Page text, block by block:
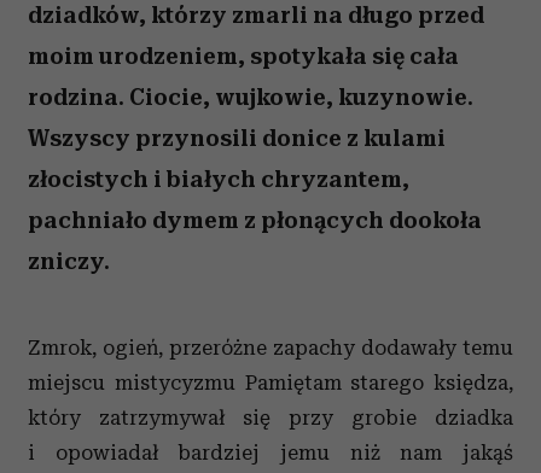
dziadków, którzy zmarli na długo przed
moim urodzeniem, spotykała się cała
rodzina. Ciocie, wujkowie, kuzynowie.
Wszyscy przynosili donice z kulami
złocistych i białych chryzantem,
pachniało dymem z płonących dookoła
zniczy.
Zmrok, ogień, przeróżne zapachy dodawały temu
miejscu mistycyzmu Pamiętam starego księdza,
który zatrzymywał się przy grobie dziadka
i opowiadał bardziej jemu niż nam jakąś